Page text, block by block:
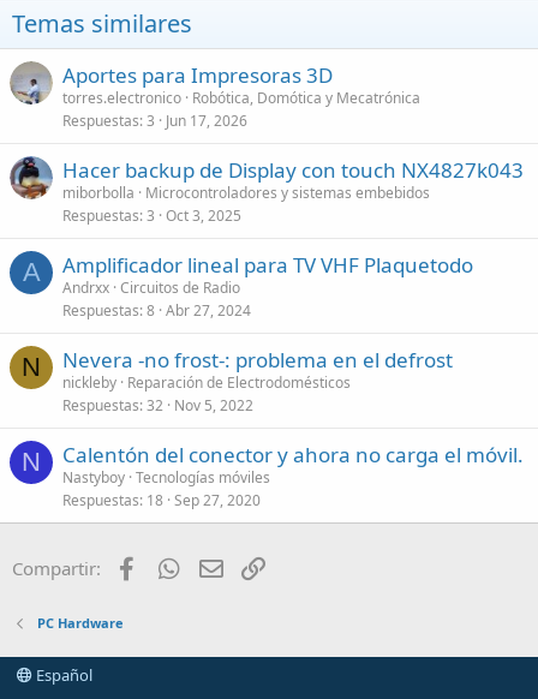
Temas similares
Aportes para Impresoras 3D
torres.electronico Robótica, Domótica y Mecatrónica
Respuestas 3 Jun 17, 2026
Hacer backup de Display con touch NX4827k043
miborbolla
Microcontroladores y sistemas embebidos
Respuestas 3 Oct 3, 2025
A Amplificador lineal para TV VHF Plaquetodo
Andrxx Circuitos de Radio
Respuestas 8 Abr 27, 2024
N Nevera -no frost-: problema en el defrost
nickleby Reparación de Electrodomésticos
Respuestas 32 Nov 5, 2022
N Calentón del conector y ahora no carga el móvil.
Nastyboy Tecnologías móviles
Respuestas 18 Sep 27, 2020
Compartir: FacebookWhatsApp
Email
PC Hardware
Español